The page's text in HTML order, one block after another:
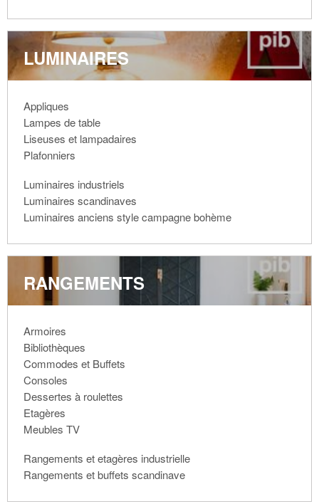
LUMINAIRES
Appliques
Lampes de table
Liseuses et lampadaires
Plafonniers
Luminaires industriels
Luminaires scandinaves
Luminaires anciens style campagne bohème
RANGEMENTS
Armoires
Bibliothèques
Commodes et Buffets
Consoles
Dessertes à roulettes
Etagères
Meubles TV
Rangements et etagères industrielle
Rangements et buffets scandinave